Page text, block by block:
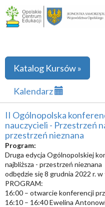
Katalog Kursów »
Kalendarz
II Ogólnopolska
nauczycieli - Przestrzeń
przestrzeń nieznana
Program:
Druga edycja Ogólnopolskiej
najbliższa - przestrzeń nieznana
odbędzie się 8 grudnia 2022 r.
PROGRAM:
16:00 – otwarcie konferencji
16:10 – 16:40 Ewelina